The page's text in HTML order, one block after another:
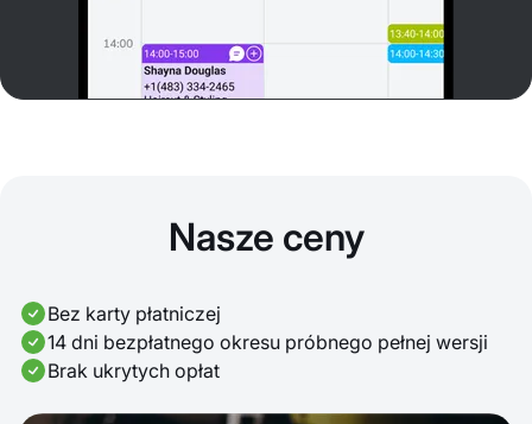
Nasze ceny
Bez karty płatniczej
14 dni bezpłatnego okresu próbnego pełnej wersji
Brak ukrytych opłat